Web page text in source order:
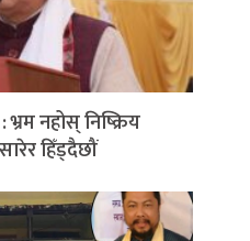
नहोस् निष्क्रिय
हिँड्दैछौं